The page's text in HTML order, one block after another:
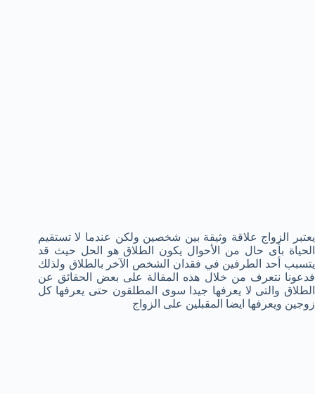
يعتبر الزواج علاقة وثيقة بين شخصين ولكن عندما لا تستقيم
الحياة بأى حال من الأحوال يكون الطلاق هو الحل حيث قد
يتسبب أحد الطرفين في فقدان الشخص الآخر بالطلاق ولذلك
فدعونا نتعرف من خلال هذه المقالة على بعض الحقائق عن
الطلاق والتى لا يعرفها جيدا سوى المطلقون حتى يعرفها كل
زوجين ويعرفها ايضا المقبلين على الزواج